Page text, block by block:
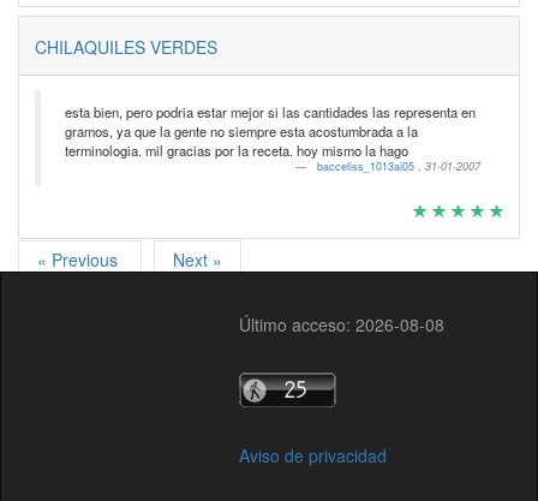
CHILAQUILES VERDES
esta bien, pero podria estar mejor si las cantidades las representa en
gramos, ya que la gente no siempre esta acostumbrada a la
terminologia. mil gracias por la receta. hoy mismo la hago
bacceliss_1013ai05 , 31-01-2007
« Previous Next »
Último acceso: 2026-08-08
Aviso de privacidad